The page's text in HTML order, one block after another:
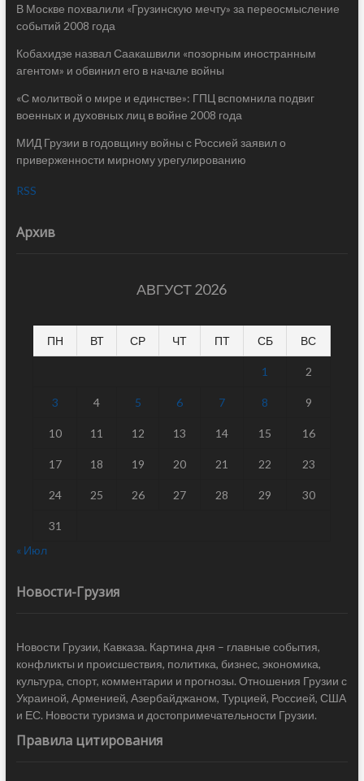
В Москве похвалили «Грузинскую мечту» за переосмысление
событий 2008 года
Кобахидзе назвал Саакашвили «позорным иностранным
агентом» и обвинил его в начале войны
«С молитвой о мире и единстве»: ГПЦ вспомнила подвиг
военных и духовных лиц в войне 2008 года
МИД Грузии в годовщину войны с Россией заявил о
приверженности мирному урегулированию
RSS
Архив
АВГУСТ 2026
ПН ВТ СР ЧТ ПТ СБ ВС
1 2
3 4 5 6 7 8 9
10 11 12 13 14 15 16
17 18 19 20 21 22 23
24 25 26 27 28 29 30
31
« Июл
Новости-Грузия
Новости Грузии, Кавказа. Картина дня – главные события,
конфликты и происшествия, политика, бизнес, экономика,
культура, спорт, комментарии и прогнозы. Отношения Грузии с
Украиной, Арменией, Азербайджаном, Турцией, Россией, США
и ЕС. Новости туризма и достопримечательности Грузии.
Правила цитирования